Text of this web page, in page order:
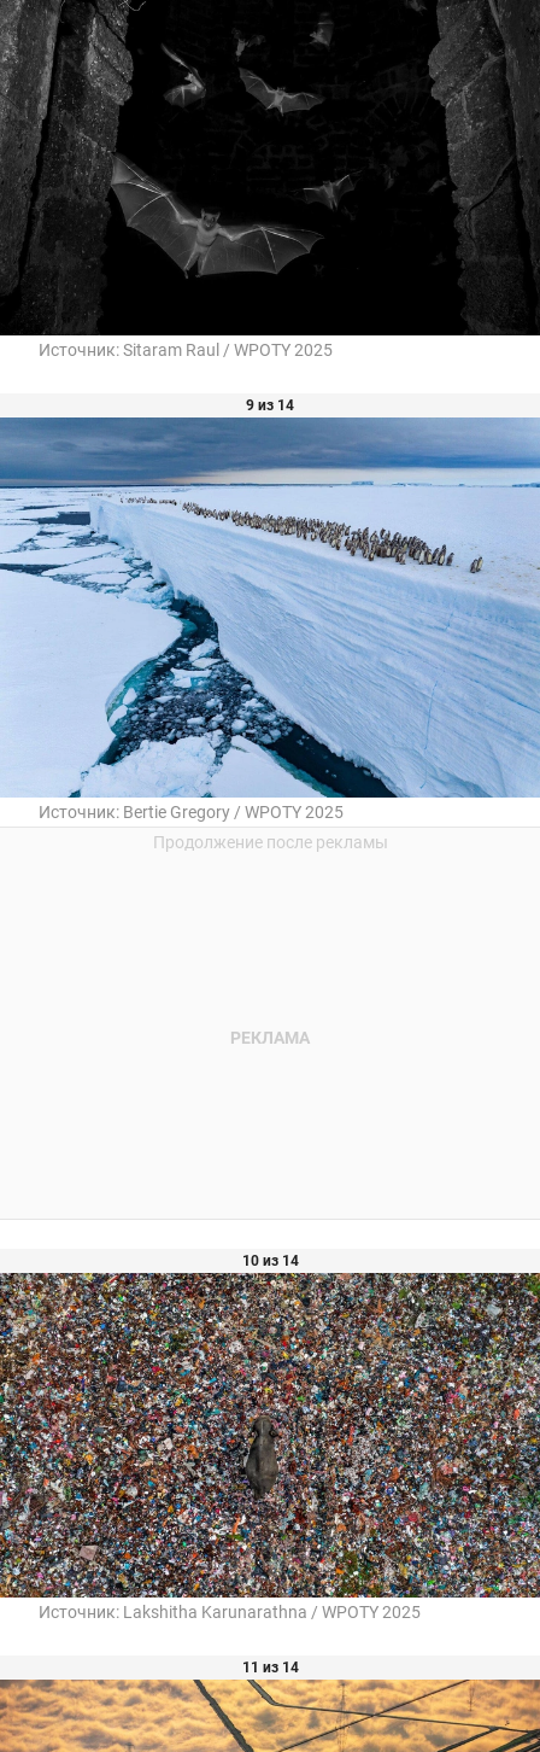
Источник:Sitaram Raul / WPOTY 2025
9 из 14
Источник: Bertie Gregory / WPOTY 2025
10 из 14
Источник: Lakshitha Karunarathna / WPOTY 2025
11 из 14